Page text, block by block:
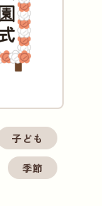
子ども
季節